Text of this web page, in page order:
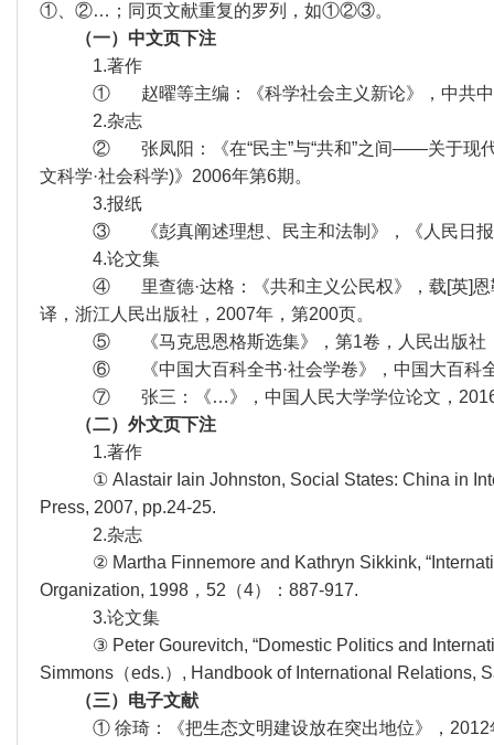
①、②…；同页文献重复的罗列，如①②③。
（一）中文页下注
1.著作
① 赵曜等主编：《科学社会主义新论》，中共中央
2.杂志
② 张凤阳：《在“民主”与“共和”之间——关于现代西
文科学·社会科学)》2006年第6期。
3.报纸
③ 《彭真阐述理想、民主和法制》，《人民日报
4.论文集
④ 里查德·达格：《共和主义公民权》，载[英]恩靳·
译，浙江人民出版社，2007年，第200页。
⑤ 《马克思恩格斯选集》，第1卷，人民出版社，
⑥ 《中国大百科全书·社会学卷》，中国大百科全
⑦ 张三：《…》，中国人民大学学位论文，
（二）外文页下注
1.著作
① Alastair Iain Johnston, Social States: China in
Press, 2007, pp.24-25.
2.杂志
② Martha Finnemore and Kathryn Sikkink,
Organization, 1998，52（4）：887-917.
3.论文集
③ Peter Gourevitch, “Domestic Politics and
Simmons（eds.）, Handbook of International Relations,
（三）电子文献
① 徐琦：《把生态文明建设放在突出地位》，2012